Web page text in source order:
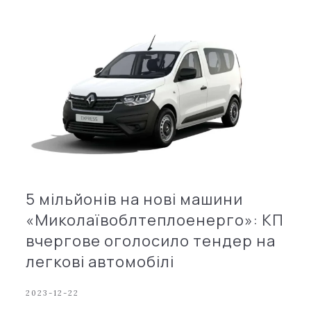
5 мільйонів на нові машини
«Миколаївоблтеплоенерго»: КП
вчергове оголосило тендер на
легкові автомобілі
2023-12-22